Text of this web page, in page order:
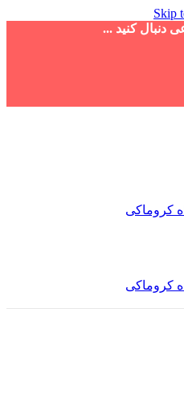
Skip
دنبال کنید ...